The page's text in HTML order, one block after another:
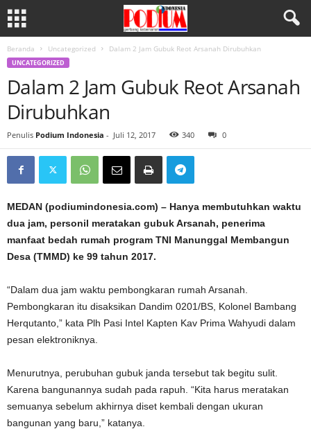
Beranda Uncategorized Dalam 2 Jam Gubuk Reot Arsanah Dirubuhkan
UNCATEGORIZED
Dalam 2 Jam Gubuk Reot Arsanah
Dirubuhkan
Penulis Podium Indonesia - Juli 12, 2017 340 0
MEDAN (podiumindonesia.com) – Hanya membutuhkan waktu
dua jam, personil meratakan gubuk Arsanah, penerima
manfaat bedah rumah program TNI Manunggal Membangun
Desa (TMMD) ke 99 tahun 2017.
“Dalam dua jam waktu pembongkaran rumah Arsanah.
Pembongkaran itu disaksikan Dandim 0201/BS, Kolonel Bambang
Herqutanto,” kata Plh Pasi Intel Kapten Kav Prima Wahyudi dalam
pesan elektroniknya.
Menurutnya, perubuhan gubuk janda tersebut tak begitu sulit.
Karena bangunannya sudah pada rapuh. “Kita harus meratakan
semuanya sebelum akhirnya diset kembali dengan ukuran
bangunan yang baru,” katanya.